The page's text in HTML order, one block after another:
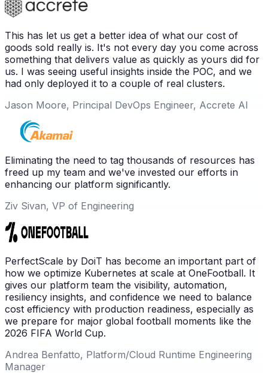
This has let us get a better idea of what our cost of
goods sold really is. It's not every day you come across
something that delivers value as quickly as yours did for
us. I was seeing useful insights inside the POC, and we
had only deployed it to a couple of real clusters.
Jason Moore, Principal DevOps Engineer, Accrete AI
Eliminating the need to tag thousands of resources has
freed up my team and we've invested our efforts in
enhancing our platform significantly.
Ziv Sivan, VP of Engineering
PerfectScale by DoiT has become an important part of
how we optimize Kubernetes at scale at OneFootball. It
gives our platform team the visibility, automation,
resiliency insights, and confidence we need to balance
cost efficiency with production readiness, especially as
we prepare for major global football moments like the
2026 FIFA World Cup.
Andrea Benfatto, Platform/Cloud Runtime Engineering
Manager